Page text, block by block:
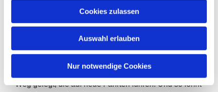
Cookies zulassen
Auswahl erlauben
Nur notwendige Cookies
aber nehmen wir mit unserem nächsten Lied auf
(Im Gottesdienst wurde jetztLied 66 gesungen)
Hätte Johannes uns nicht ein paar Brotkrumen auf den
Weg gelegt, die auf neue Fährten führen. Und so lohnt